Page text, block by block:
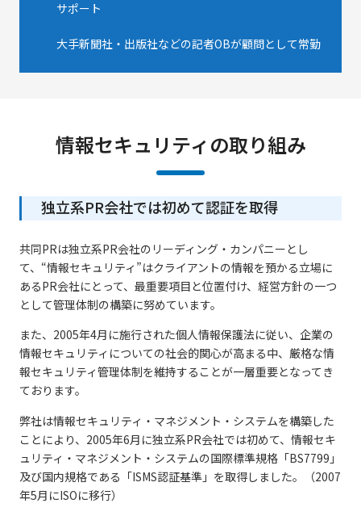
サポート
大手新聞社・出版社などの記者OBが顧問として常勤
情報セキュリティの取り組み
独立系PR会社では初めて認証を取得
共同PRは独立系PR会社のリーディング・カンパニーとし
て、“情報セキュリティ”はクライアントの情報を預かる立場に
あるPR会社にとって、最重要項目と位置付け、経営方針の一つ
として管理体制の構築に努めています。
また、2005年4月に施行された個人情報保護法に従い、企業の
情報セキュリティについての社会的関心が高まる中、厳格な情
報セキュリティ管理体制を維持することが一層重要となってき
ております。
弊社は情報セキュリティ・マネジメント・システムを構築した
ことにより、2005年6月に独立系PR会社では初めて、情報セキ
ュリティ・マネジメント・システムの国際標準規格「BS7799」
及び国内規格である「ISMS認証基準」を取得しました。（2007
年5月にISOに移行）